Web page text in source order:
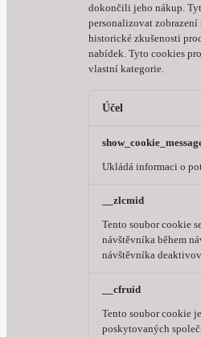
dokončili jeho nákup.
personalizovat
historické zkušenosti
nabídek. Tyto cookies
vlastní kategorie.
Účel
Ukládá informaci o
__zlcmid
Tento soubor cookie
návštěvníka během
návštěvníka
__cfruid
Tento soubor cookie
poskytovaných